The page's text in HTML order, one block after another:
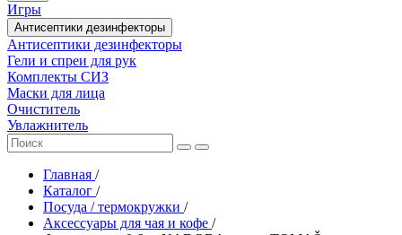
Игры
Антисептики дезинфекторы
Антисептики дезинфекторы
Гели и спреи для рук
Комплекты СИЗ
Маски для лица
Очиститель
Увлажнитель
Главная /
Каталог /
Посуда / термокружки /
Аксессуары для чая и кофе /